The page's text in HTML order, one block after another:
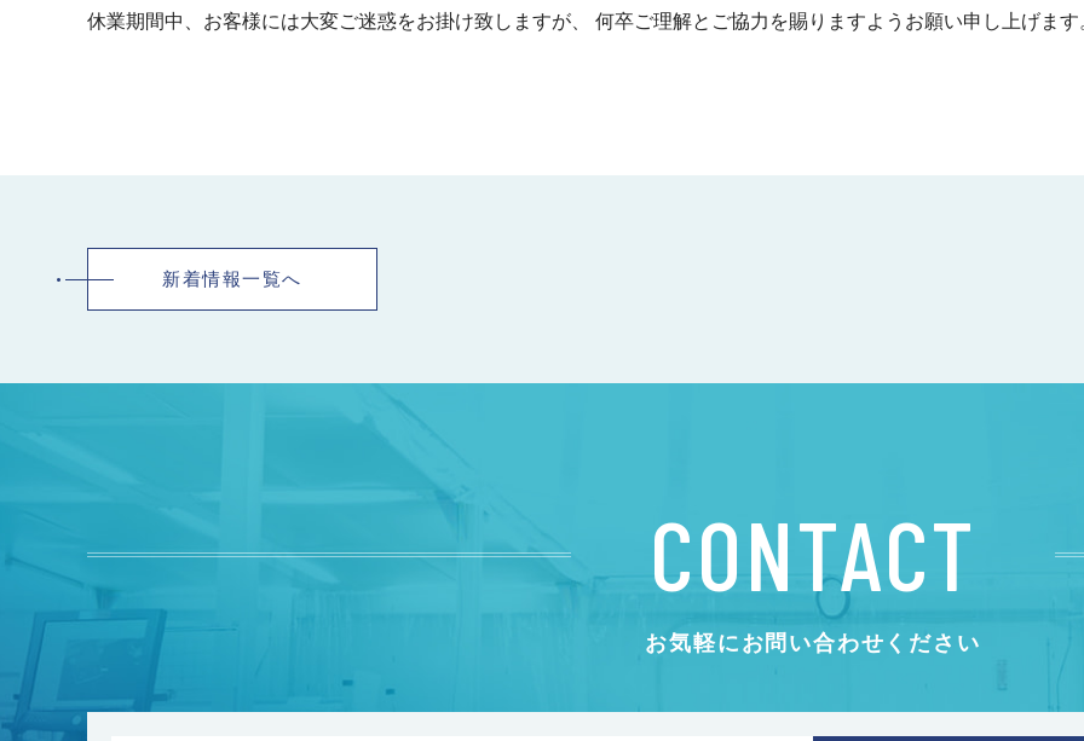
休業期間中、お客様には大変ご迷惑をお掛け致しますが、 何卒ご理解とご協力を賜りますようお願い申し上げます
新着情報一覧へ
CONTACT
お気軽にお問い合わせください